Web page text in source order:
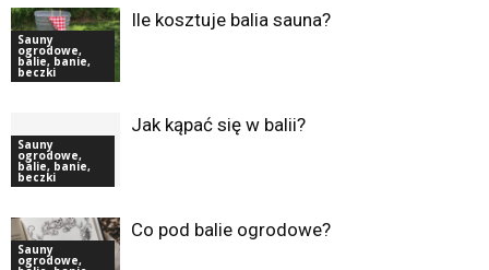
Sauny
ogrodowe,
balie, banie,
beczki
Ile kosztuje balia sauna?
Sauny
ogrodowe,
balie, banie,
beczki
Jak kąpać się w balii?
Sauny
ogrodowe,
Co pod balie ogrodowe?